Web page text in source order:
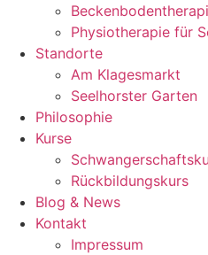
Physiotherapie für
Standorte
Am Klagesmarkt
Seelhorster Garten
Philosophie
Kurse
Rückbildungskurs
Blog & News
Kontakt
Impressum